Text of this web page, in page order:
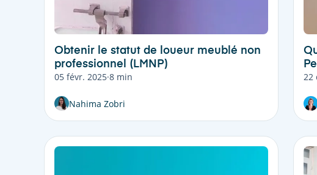
Obtenir le statut de loueur meublé non
professionnel (LMNP)
05 févr. 2025·8 min
Nahima Zobri
22